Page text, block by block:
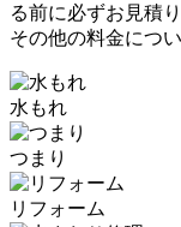
る前に必ずお見積
その他の料金につ
水もれ
つまり
リフォーム